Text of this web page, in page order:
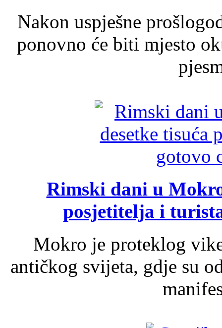
Nakon uspješne
ponovno će biti mjesto
Rimski dani u
posjetitelja i
Mokro je proteklog
antičkog svijeta, gdje su